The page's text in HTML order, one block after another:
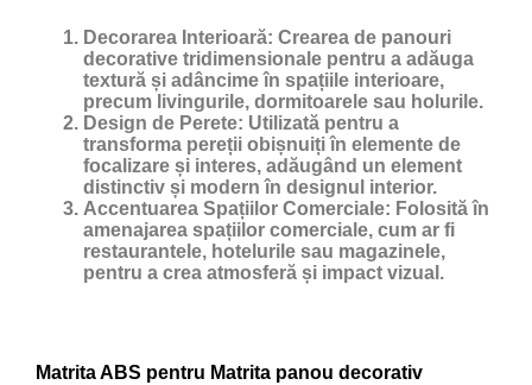
Decorarea Interioară: Crearea de panouri
decorative tridimensionale pentru a adăuga
textură și adâncime în spațiile interioare,
precum livingurile, dormitoarele sau holurile.
Design de Perete: Utilizată pentru a
transforma pereții obișnuiți în elemente de
focalizare și interes, adăugând un element
distinctiv și modern în designul interior.
Accentuarea Spațiilor Comerciale: Folosită în
amenajarea spațiilor comerciale, cum ar fi
restaurantele, hotelurile sau magazinele,
pentru a crea atmosferă și impact vizual.
Matrita ABS pentru Matrita panou decorativ